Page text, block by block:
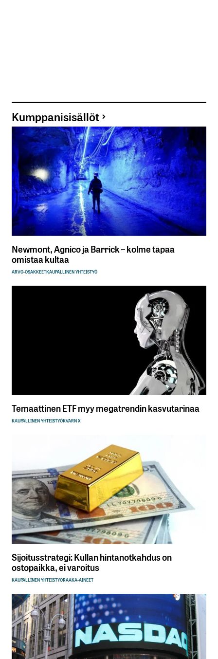
Kumppanisisällöt
Newmont, Agnico ja Barrick – kolme tapaa
omistaa kultaa
ARVO-OSAKKEETKAUPALLINEN YHTEISTYÖ
Temaattinen ETF myy megatrendin kasvutarinaa
KAUPALLINEN YHTEISTYÖKVARN X
Sijoitusstrategi: Kullan hintanotkahdus on
ostopaikka, ei varoitus
KAUPALLINEN YHTEISTYÖRAAKA-AINEET